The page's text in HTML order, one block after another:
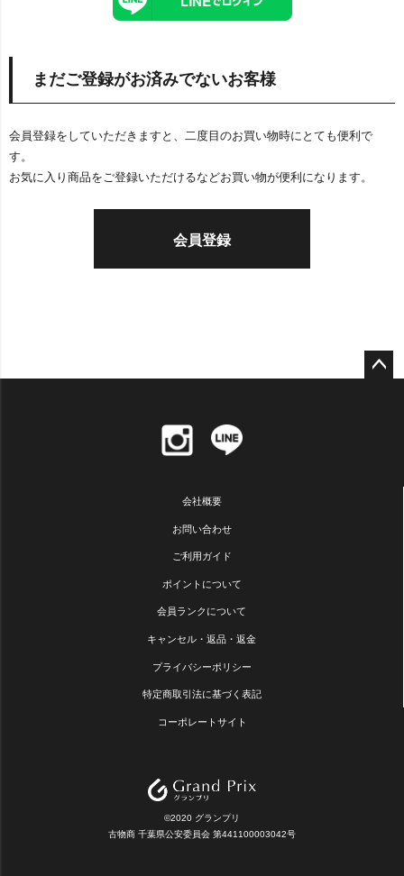
まだご登録がお済みでないお客様
会員登録をしていただきますと、二度目のお買い物時にとても便利で
す。
お気に入り商品をご登録いただけるなどお買い物が便利になります。
会員登録
会社概要
お問い合わせ
ご利用ガイド
ポイントについて
会員ランクについて
キャンセル・返品・返金
プライバシーポリシー
特定商取引法に基づく表記
コーポレートサイト
©2020 グランプリ
古物商 千葉県公安委員会 第441100003042号